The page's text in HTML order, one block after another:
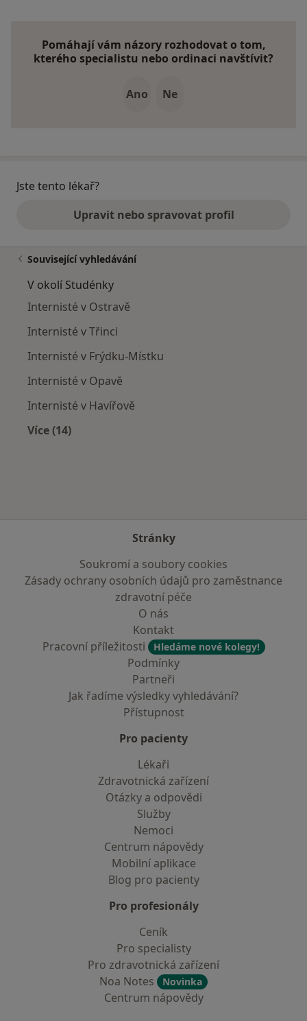
Pomáhají vám názory rozhodovat o tom,
kterého specialistu nebo ordinaci navštívit?
Ano Ne
Jste tento lékař?
Upravit nebo spravovat profil
Související vyhledávání
V okolí Studénky
Internisté v Ostravě
Internisté v Třinci
Internisté v Frýdku-Místku
Internisté v Opavě
Internisté v Havířově
Více (14)
Stránky
Soukromí a soubory cookies
Zásady ochrany osobních údajů pro zaměstnance
zdravotní péče
O nás
Kontakt
Pracovní příležitosti
Hledáme nové kolegy!
Podmínky
Partneři
Jak řadíme výsledky vyhledávání?
Přístupnost
Pro pacienty
Lékaři
Zdravotnická zařízení
Otázky a odpovědi
Služby
Nemoci
Centrum nápovědy
Mobilní aplikace
Blog pro pacienty
Pro profesionály
Ceník
Pro specialisty
Pro zdravotnická zařízení
Noa Notes
Novinka
Centrum nápovědy